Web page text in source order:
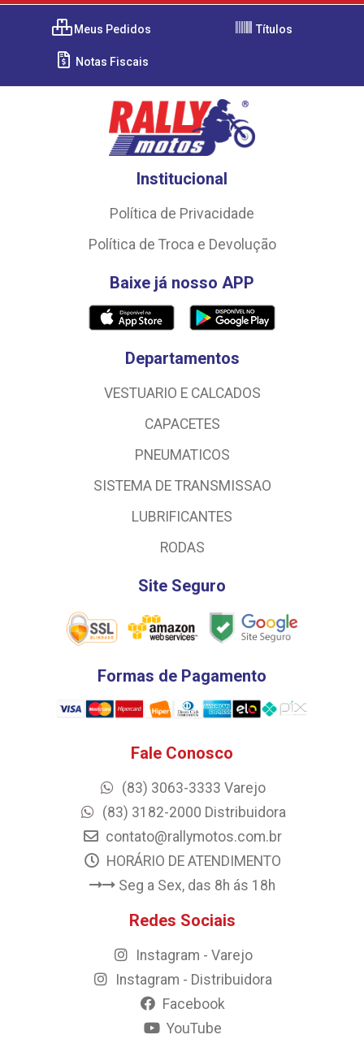
Meus Pedidos Títulos
Notas Fiscais
Institucional
Política de Privacidade
Política de Troca e Devolução
Baixe já nosso APP
Departamentos
VESTUARIO E CALCADOS
CAPACETES
PNEUMATICOS
SISTEMA DE TRANSMISSAO
LUBRIFICANTES
RODAS
Site Seguro
Formas de Pagamento
Fale Conosco
(83) 3063-3333 Varejo
(83) 3182-2000 Distribuidora
contato@rallymotos.com.br
HORÁRIO DE ATENDIMENTO
Seg a Sex, das 8h ás 18h
Redes Sociais
Instagram - Varejo
Instagram - Distribuidora
Facebook
YouTube